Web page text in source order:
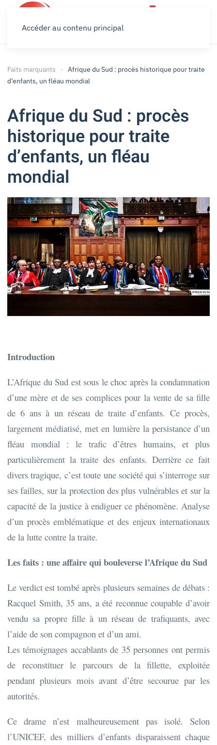
Accéder au contenu principal
Faits marquants
Afrique du Sud : procès historique pour traite
d’enfants, un fléau mondial
Afrique du Sud : procès
historique pour traite
d’enfants, un fléau
mondial
Introduction
L’Afrique du Sud est sous le choc après la condamnation
d’une mère et de ses complices pour la vente de sa fille
de 6 ans à un réseau de traite d’enfants. Ce procès,
largement médiatisé, met en lumière la persistance d’un
fléau mondial : le trafic d’êtres humains, et plus
particulièrement la traite des enfants. Derrière ce fait
divers tragique, c’est toute une société qui s’interroge sur
ses failles, sur la protection des plus vulnérables et sur la
capacité de la justice à endiguer ce phénomène. Analyse
d’un procès emblématique et des enjeux internationaux
de la lutte contre la traite.
Les faits : une affaire qui bouleverse l’Afrique du Sud
Le verdict est tombé après plusieurs semaines de débats :
Racquel Smith, 35 ans, a été reconnue coupable d’avoir
vendu sa propre fille à un réseau de trafiquants, avec
l’aide de son compagnon et d’un ami.
Les témoignages accablants de 35 personnes ont permis
de reconstituer le parcours de la fillette, exploitée
pendant plusieurs mois avant d’être secourue par les
autorités.
Ce drame n’est malheureusement pas isolé. Selon
l’UNICEF, des milliers d’enfants disparaissent chaque